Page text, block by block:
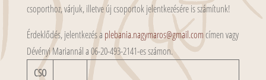
csoporthoz, várjuk, illetve új csoportok jelentkezésére is számítunk!
Érdeklődés, jelentkezés a
moc.liamg
@soramygan.ainabelp
címen vagy
Dévényi Mariannál a 06-20-493-2141-es számon.
CSO